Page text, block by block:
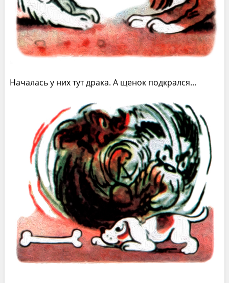
Началась у них тут драка. А щенок подкрался...